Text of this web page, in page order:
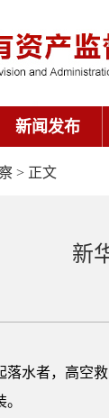
新闻发布
> 正文
新
落水者，高空